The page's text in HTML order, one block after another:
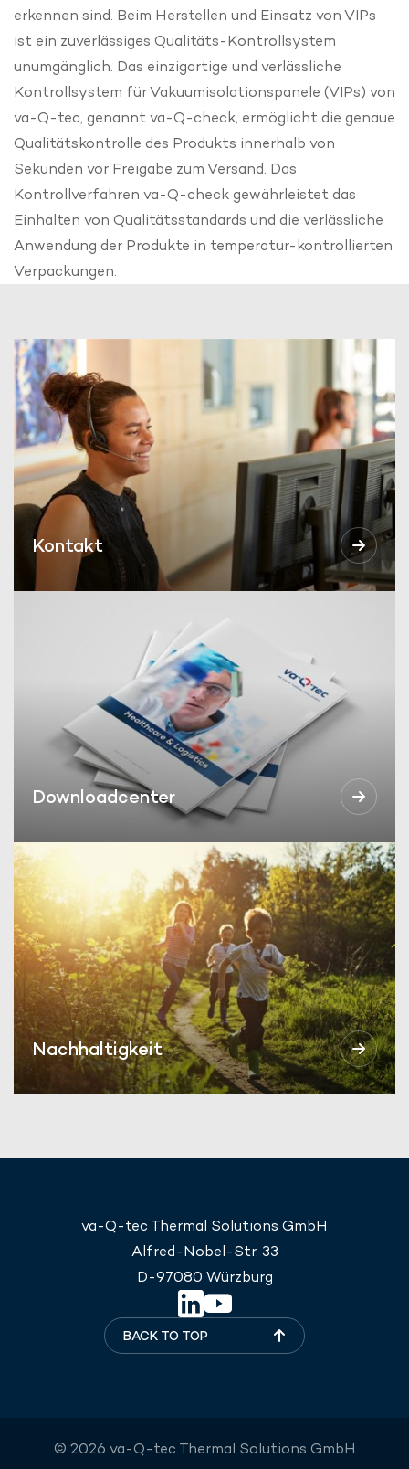
erkennen sind. Beim Herstellen und Einsatz von VIPs
ist ein zuverlässiges Qualitäts-Kontrollsystem
unumgänglich. Das einzigartige und verlässliche
Kontrollsystem für Vakuumisolationspanele (VIPs) von
va-Q-tec, genannt va-Q-check, ermöglicht die genaue
Qualitätskontrolle des Produkts innerhalb von
Sekunden vor Freigabe zum Versand. Das
Kontrollverfahren va-Q-check gewährleistet das
Einhalten von Qualitätsstandards und die verlässliche
Anwendung der Produkte in temperatur-kontrollierten
Verpackungen.
Kontakt
Downloadcenter
Nachhaltigkeit
va-Q-tec Thermal Solutions GmbH
Alfred-Nobel-Str. 33
D-97080 Würzburg
BACK TO TOP
© 2026 va-Q-tec Thermal Solutions GmbH